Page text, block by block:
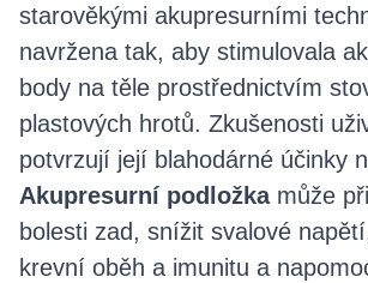
starověkými akupresurními
navržena tak, aby stimulovala
body na těle prostřednictvím
plastových hrotů. Zkušenosti
potvrzují její blahodárné účinky
Akupresurní podložka může
bolesti zad, snížit svalové
krevní oběh a imunitu a